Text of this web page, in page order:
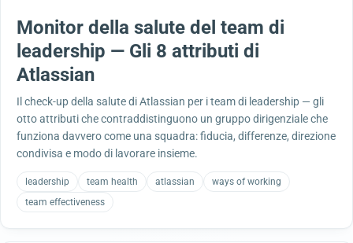
Monitor della salute del team di
leadership — Gli 8 attributi di
Atlassian
Il check-up della salute di Atlassian per i team di leadership — gli
otto attributi che contraddistinguono un gruppo dirigenziale che
funziona davvero come una squadra: fiducia, differenze, direzione
condivisa e modo di lavorare insieme.
leadership team health atlassian
ways of working
team effectiveness